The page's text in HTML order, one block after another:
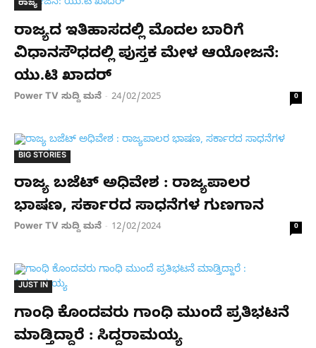
ರಾಜ್ಯ
ರಾಜ್ಯದ ಇತಿಹಾಸದಲ್ಲಿ ‌ಮೊದಲ ಬಾರಿಗೆ
ವಿಧಾನಸೌಧದಲ್ಲಿ ಪುಸ್ತಕ ಮೇಳ ಆಯೋಜನೆ:
ಯು.ಟಿ ಖಾದರ್​
Power TV ಸುದ್ದಿ ಮನೆ - 24/02/2025 0
BIG STORIES
ರಾಜ್ಯ ಬಜೆಟ್ ಅಧಿವೇಶ : ರಾಜ್ಯಪಾಲರ
ಭಾಷಣ, ಸರ್ಕಾರದ ಸಾಧನೆಗಳ ಗುಣಗಾನ
Power TV ಸುದ್ದಿ ಮನೆ - 12/02/2024 0
JUST IN
ಗಾಂಧಿ ಕೊಂದವರು ಗಾಂಧಿ ಮುಂದೆ ಪ್ರತಿಭಟನೆ
ಮಾಡ್ತಿದ್ದಾರೆ : ಸಿದ್ದರಾಮಯ್ಯ